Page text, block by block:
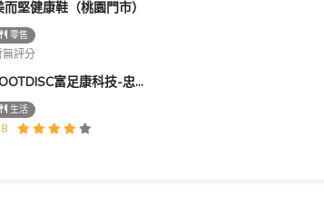
而堅健康鞋（桃園門市）
零售
無評分
FOOTDISC富足康科技-忠孝直營門市
生活